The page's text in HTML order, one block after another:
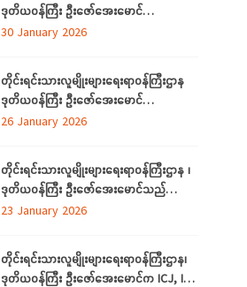
ဒုတိယဝန်ကြီး ဦးဇော်အေးမောင်
တိုင်းရင်းသားလူမျိုးများရေးရာဝန်ကြီးဌာန Al
သင်တန်းဆင်းပွဲအခမ်းအနားသို့ တက်ရောက်
နေပြည်တော် ဇန်နဝါရီလ ၃၀
30 January 2026
တိုင်းရင်းသားလူမျိုးများရေးရာဝန်ကြီးဌာန
ဒုတိယဝန်ကြီး ဦးဇော်အေးမောင်
ရန်ကုန်တိုင်းဒေသကြီး၊ ညွှန်ကြားရေးမှူးရုံးရှိ
အတွင်းရှိ တိုင်းရင်းသားစာပေနှင့်ယဉ်ကျေးမှု
ကော်မတီများနှင့်တွေ့ဆုံ
26 January 2026
တိုင်းရင်းသားလူမျိုးများရေးရာဝန်ကြီးဌာန ၊
ဒုတိယဝန်ကြီး ဦးဇော်အေးမောင်သည်
တိုင်းရင်းသားရေးရာနှင့်သက်မွေးပညာသင်
မည့်မြေနေရာတွင် လုပ်ငန်းဆောင်ရွက်မှု
အခြေအနေများကို ကြည့်ရှုစစ်ဆေးခြင်း
23 January 2026
တိုင်းရင်းသားလူမျိုးများရေးရာဝန်ကြီးဌာန၊
ဒုတိယဝန်ကြီး ဦးဇော်‌အေးမောင်က ICJ, ICC